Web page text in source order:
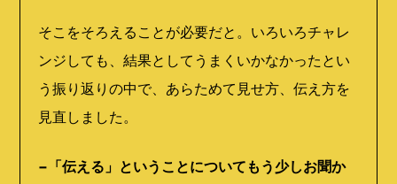
そこをそろえることが必要だと。いろいろチャレ
ンジしても、結果としてうまくいかなかったとい
う振り返りの中で、あらためて見せ方、伝え方を
見直しました。
−「伝える」ということについてもう少しお聞か